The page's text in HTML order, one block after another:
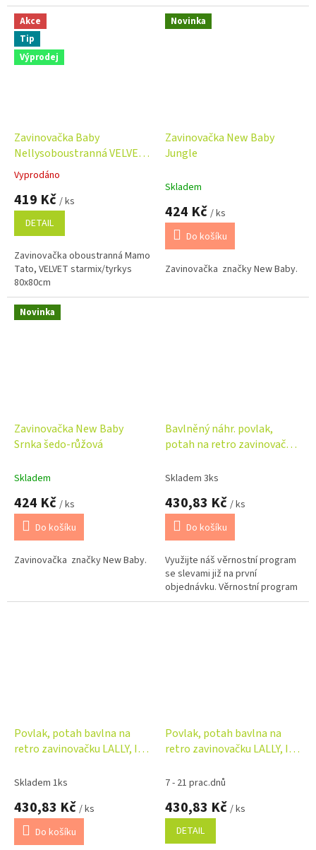
Akce
Tip
Výprodej
Zavinovačka Baby
Nellysoboustranná VELVET
starmix/tyrkys 80x80cm
Průměrné
hodnocení
produktu
5,0
5
hvězdiček.
Vyprodáno
419 Kč / ks
DETAIL
Zavinovačka oboustranná Mamo
Tato, VELVET starmix/tyrkys
80x80cm
Novinka
Zavinovačka New Baby
Jungle
Skladem
424 Kč / ks
Do košíku
Zavinovačka značky New Baby.
Novinka
Zavinovačka New Baby
Srnka šedo-růžová
Skladem
424 Kč / ks
Do košíku
Zavinovačka značky New Baby.
Bavlněný náhr. povlak,
potah na retro zavinovačku
Skladem 3ks
430,83 Kč / ks
Do košíku
Využijte náš věrnostní program
se slevami již na první
objednávku. Věrnostní program
Povlak, potah bavlna na
retro zavinovačku LALLY, I
modrá/bílá
Skladem 1ks
430,83 Kč / ks
Do košíku
Povlak, potah bavlna na
retro zavinovačku LALLY, I
růžová/bílá
7 - 21 prac.dnů
430,83 Kč / ks
DETAIL